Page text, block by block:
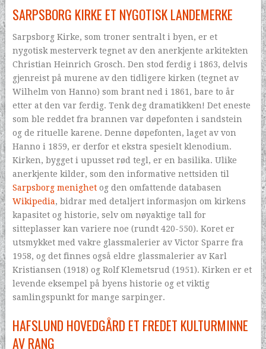
SARPSBORG KIRKE ET NYGOTISK LANDEMERKE
Sarpsborg Kirke, som troner sentralt i byen, er et
nygotisk mesterverk tegnet av den anerkjente arkitekten
Christian Heinrich Grosch. Den stod ferdig i 1863, delvis
gjenreist på murene av den tidligere kirken (tegnet av
Wilhelm von Hanno) som brant ned i 1861, bare to år
etter at den var ferdig. Tenk deg dramatikken! Det eneste
som ble reddet fra brannen var døpefonten i sandstein
og de rituelle karene. Denne døpefonten, laget av von
Hanno i 1859, er derfor et ekstra spesielt klenodium.
Kirken, bygget i upusset rød tegl, er en basilika. Ulike
anerkjente kilder, som den informative nettsiden til
Sarpsborg menighetog den omfattende databasen
Wikipedia, bidrar med detaljert informasjon om kirkens
kapasitet og historie, selv om nøyaktige tall for
sitteplasser kan variere noe (rundt 420-550). Koret er
utsmykket med vakre glassmalerier av Victor Sparre fra
1958, og det finnes også eldre glassmalerier av Karl
Kristiansen (1918) og Rolf Klemetsrud (1951). Kirken er et
levende eksempel på byens historie og et viktig
samlingspunkt for mange sarpinger.
HAFSLUND HOVEDGÅRD ET FREDET KULTURMINNE
AV RANG